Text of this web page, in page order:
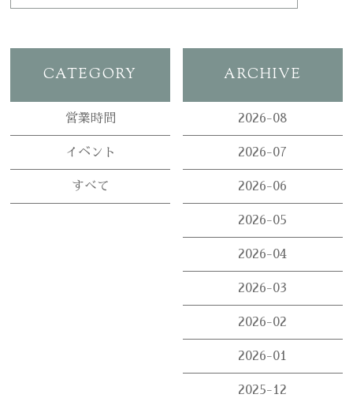
英語学習室
ホームページを見たとお伝えください
受付 9:00-13:00 / 14:30-18:00
CATEGORY
営業時間
イベント
すべて
ARCHIVE
2026-08
2026-07
2026-06
2026-05
2026-04
2026-03
2026-02
2026-01
2025-12